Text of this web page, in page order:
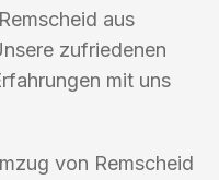
aus
zufriedenen
mit uns
von Remscheid